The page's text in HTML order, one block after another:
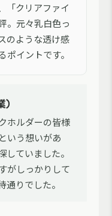
「クリアファイ
。元々乳白色っ
のような透け感
ポイントです。
ホルダーの皆様
いう想いがあ
していました。
がしっかりして
通りでした。